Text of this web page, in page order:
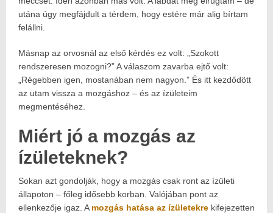
utána úgy megfájdult a térdem, hogy estére már alig bírtam
felállni.
Másnap az orvosnál az első kérdés ez volt: „Szokott
rendszeresen mozogni?” A válaszom zavarba ejtő volt:
„Régebben igen, mostanában nem nagyon.” És itt kezdődött
az utam vissza a mozgáshoz – és az ízületeim
megmentéséhez.
Miért jó a mozgás az
ízületeknek?
Sokan azt gondolják, hogy a mozgás csak ront az ízületi
állapoton – főleg idősebb korban. Valójában pont az
ellenkezője igaz. A mozgás hatása az ízületekre kifejezetten